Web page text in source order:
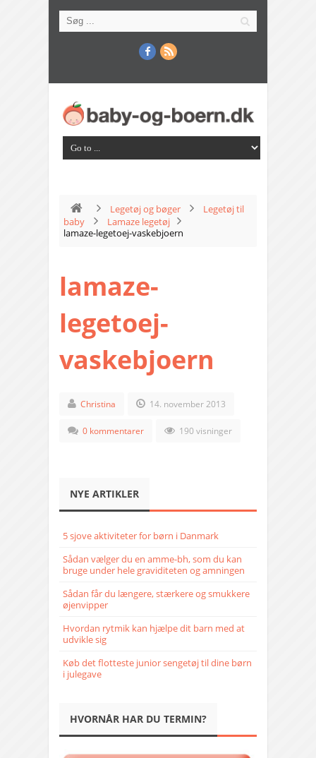
Legetøj og bøger
Legetøj til
baby
Lamaze legetøj
lamaze-legetoej-vaskebjoern
lamaze-
legetoej-
vaskebjoern
Christina 14. november 2013
0 kommentarer 190 visninger
NYE ARTIKLER
5 sjove aktiviteter for børn i Danmark
Sådan vælger du en amme-bh, som du kan
bruge under hele graviditeten og amningen
Sådan får du længere, stærkere og smukkere
øjenvipper
Hvordan rytmik kan hjælpe dit barn med at
udvikle sig
Køb det flotteste junior sengetøj til dine børn
i julegave
HVORNÅR HAR DU TERMIN?